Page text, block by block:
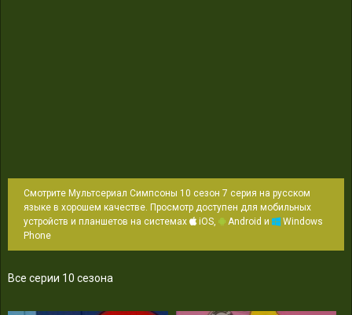
Смотрите Мультсериал Симпсоны 10 сезон 7 серия на русском
языке в хорошем качестве. Просмотр доступен для мобильных
устройств и планшетов на системах
iOS, Android и
Windows
Phone
Все серии 10 сезона